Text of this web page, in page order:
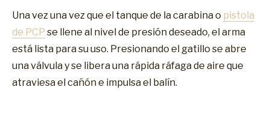
Una vez una vez que el tanque de la carabina o pistola
de PCP se llene al nivel de presión deseado, el arma
está lista para su uso. Presionando el gatillo se abre
una válvula y se libera una rápida ráfaga de aire que
atraviesa el cañón e impulsa el balín.